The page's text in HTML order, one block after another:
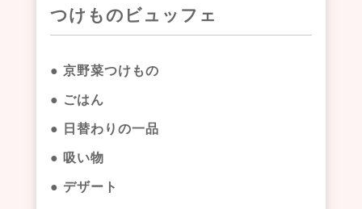
つけものビュッフェ
● 京野菜つけもの
● ごはん
● 日替わりの一品
● 吸い物
● デザート